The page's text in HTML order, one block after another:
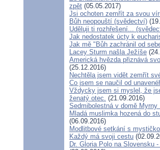
zpět (05.05.2017)
Jsi ochoten zemřít za svou
Bůh neopouští (svědectví)
Uděluji ti rozhřešení...
Jak nedostatek úcty k
Jak mě "Bůh zachránil od
Lacey Sturm našla Ježíše
Americká hvězda přiznává
(25.12.2016)
Nechtěla jsem vidět zemřít
Co jsem se naučil od
Vždycky jsem si myslel, že
ženatý otec. (21.09.2016)
Sedmibolestná v domě Myrny
Mladá muslimka hozená do
(06.09.2016)
Modlitbové setkání s
Každý má svoji cestu
Dr. Gloria Polo na Slovensku